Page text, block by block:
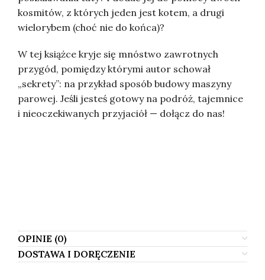
kosmitów, z których jeden jest kotem, a drugi
wielorybem (choć nie do końca)?
W tej książce kryje się mnóstwo zawrotnych
przygód, pomiędzy którymi autor schował
„sekrety”: na przykład sposób budowy maszyny
parowej. Jeśli jesteś gotowy na podróż, tajemnice
i nieoczekiwanych przyjaciół — dołącz do nas!
OPINIE (0)
DOSTAWA I DORĘCZENIE